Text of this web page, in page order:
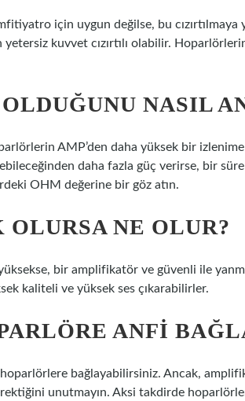
için uygun değilse, bu
kuvvet cızırtılı olabilir.
NASIL
AMP’den daha yüksek bir
daha fazla güç verirse, bir
OHM değerine bir göz atın.
OLURSA NE OLUR?
bir amplifikatör ve güvenli ile
kaliteli ve yüksek ses çıkarabilirler.
ANFI
bağlayabilirsiniz. Ancak,
unutmayın. Aksi takdirde